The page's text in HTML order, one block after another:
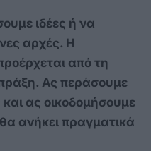
ιδέες ή να
αρχές. Η
από τη
Ας περάσουμε
και ας οικοδομήσουμε
ανήκει πραγματικά